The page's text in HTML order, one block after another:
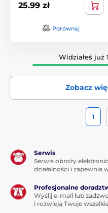
25.99 zł
Porównaj
Widziałeś już
Zobacz
1
Serwis
Serwis obroży
działalności i zapewnia
Profesjonalne
Wyślij e-mail lub
i rozwieją Twoje